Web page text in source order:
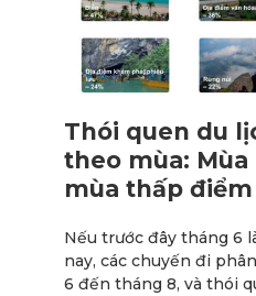
Thói quen du
theo mùa: Mùa
mùa thấp điểm
Nếu trước đây tháng 6
nay, các chuyến đi
6 đến tháng 8, và thói